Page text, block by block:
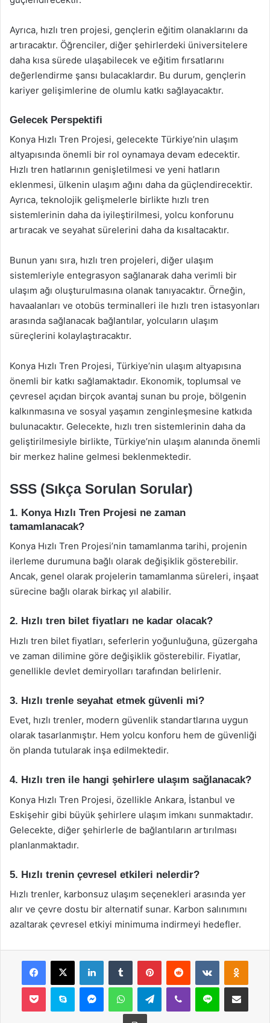
Ayrıca, hızlı tren projesi, gençlerin eğitim olanaklarını da
artıracaktır. Öğrenciler, diğer şehirlerdeki üniversitelere
daha kısa sürede ulaşabilecek ve eğitim fırsatlarını
değerlendirme şansı bulacaklardır. Bu durum, gençlerin
kariyer gelişimlerine de olumlu katkı sağlayacaktır.
Gelecek Perspektifi
Konya Hızlı Tren Projesi, gelecekte Türkiye’nin ulaşım
altyapısında önemli bir rol oynamaya devam edecektir.
Hızlı tren hatlarının genişletilmesi ve yeni hatların
eklenmesi, ülkenin ulaşım ağını daha da güçlendirecektir.
Ayrıca, teknolojik gelişmelerle birlikte hızlı tren
sistemlerinin daha da iyileştirilmesi, yolcu konforunu
artıracak ve seyahat sürelerini daha da kısaltacaktır.
Bunun yanı sıra, hızlı tren projeleri, diğer ulaşım
sistemleriyle entegrasyon sağlanarak daha verimli bir
ulaşım ağı oluşturulmasına olanak tanıyacaktır. Örneğin,
havaalanları ve otobüs terminalleri ile hızlı tren istasyonları
arasında sağlanacak bağlantılar, yolcuların ulaşım
süreçlerini kolaylaştıracaktır.
Konya Hızlı Tren Projesi, Türkiye’nin ulaşım altyapısına
önemli bir katkı sağlamaktadır. Ekonomik, toplumsal ve
çevresel açıdan birçok avantaj sunan bu proje, bölgenin
kalkınmasına ve sosyal yaşamın zenginleşmesine katkıda
bulunacaktır. Gelecekte, hızlı tren sistemlerinin daha da
geliştirilmesiyle birlikte, Türkiye’nin ulaşım alanında önemli
bir merkez haline gelmesi beklenmektedir.
SSS (Sıkça Sorulan Sorular)
1. Konya Hızlı Tren Projesi ne zaman
tamamlanacak?
Konya Hızlı Tren Projesi’nin tamamlanma tarihi, projenin
ilerleme durumuna bağlı olarak değişiklik gösterebilir.
Ancak, genel olarak projelerin tamamlanma süreleri, inşaat
sürecine bağlı olarak birkaç yıl alabilir.
2. Hızlı tren bilet fiyatları ne kadar olacak?
Hızlı tren bilet fiyatları, seferlerin yoğunluğuna, güzergaha
ve zaman dilimine göre değişiklik gösterebilir. Fiyatlar,
genellikle devlet demiryolları tarafından belirlenir.
3. Hızlı trenle seyahat etmek güvenli mi?
Evet, hızlı trenler, modern güvenlik standartlarına uygun
olarak tasarlanmıştır. Hem yolcu konforu hem de güvenliği
ön planda tutularak inşa edilmektedir.
4. Hızlı tren ile hangi şehirlere ulaşım sağlanacak?
Konya Hızlı Tren Projesi, özellikle Ankara, İstanbul ve
Eskişehir gibi büyük şehirlere ulaşım imkanı sunmaktadır.
Gelecekte, diğer şehirlerle de bağlantıların artırılması
planlanmaktadır.
5. Hızlı trenin çevresel etkileri nelerdir?
Hızlı trenler, karbonsuz ulaşım seçenekleri arasında yer
alır ve çevre dostu bir alternatif sunar. Karbon salınımını
azaltarak çevresel etkiyi minimuma indirmeyi hedefler.
Facebook
X LinkedInTumblr PinterestReddit VKontakte
Pocket Skype MessengerWhatsAppTelegramViber Line E-Posta ile
Yazdır